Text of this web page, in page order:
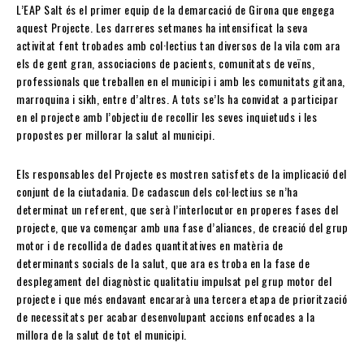
L’EAP Salt és el primer equip de la demarcació de Girona que engega
aquest Projecte. Les darreres setmanes ha intensificat la seva
activitat fent trobades amb col·lectius tan diversos de la vila com ara
els de gent gran, associacions de pacients, comunitats de veïns,
professionals que treballen en el municipi i amb les comunitats gitana,
marroquina i sikh, entre d’altres. A tots se’ls ha convidat a participar
en el projecte amb l’objectiu de recollir les seves inquietuds i les
propostes per millorar la salut al municipi.
Els responsables del Projecte es mostren satisfets de la implicació del
conjunt de la ciutadania. De cadascun dels col·lectius se n’ha
determinat un referent, que serà l’interlocutor en properes fases del
projecte, que va començar amb una fase d’aliances, de creació del grup
motor i de recollida de dades quantitatives en matèria de
determinants socials de la salut, que ara es troba en la fase de
desplegament del diagnòstic qualitatiu impulsat pel grup motor del
projecte i que més endavant encararà una tercera etapa de priorització
de necessitats per acabar desenvolupant accions enfocades a la
millora de la salut de tot el municipi.